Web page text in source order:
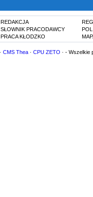
REDAKCJA
SŁOWNIK PRACODAWCY
PRACA KŁODZKO
CMS Thea · CPU ZETO · - Wszelkie